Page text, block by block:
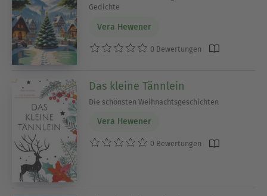
Gedichte
Vera Hewener
0 Bewertungen
Das kleine Tännlein
Die schönsten Weihnachtsgeschichten
Vera Hewener
0 Bewertungen